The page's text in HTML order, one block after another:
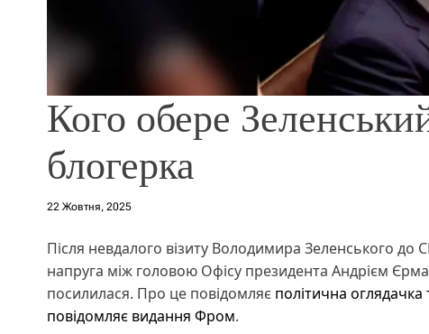
Кого обере
блогерка
22 Жовтня, 2025
Після невдалого візиту Володимира Зеленського
напруга між головою Офісу президента Андрієм
посилилася. Про це повідомляє політична
повідомляє видання Фром.